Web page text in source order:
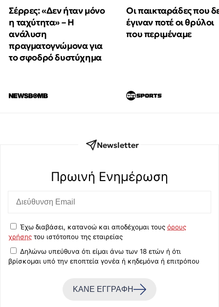
Σέρρες: «Δεν ήταν μόνο
η ταχύτητα» – Η
ανάλυση
πραγματογνώμονα για
το σφοδρό δυστύχημα
Οι παικταράδες που
έγιναν ποτέ οι θρύλοι
που περιμέναμε
Newsletter
Πρωινή Eνημέρωση
Έχω διαβάσει, κατανοώ και αποδέχομαι τους όρους
χρήσης του ιστότοπου της εταιρείας
Δηλώνω υπεύθυνα ότι είμαι άνω των 18 ετών ή ότι
βρίσκομαι υπό την εποπτεία γονέα ή κηδεμόνα ή επιτρόπου
ΚΑΝΕ ΕΓΓΡΑΦΗ